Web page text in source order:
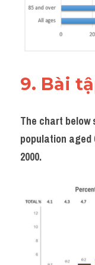
9. Bài
The chart
population aged
2000.